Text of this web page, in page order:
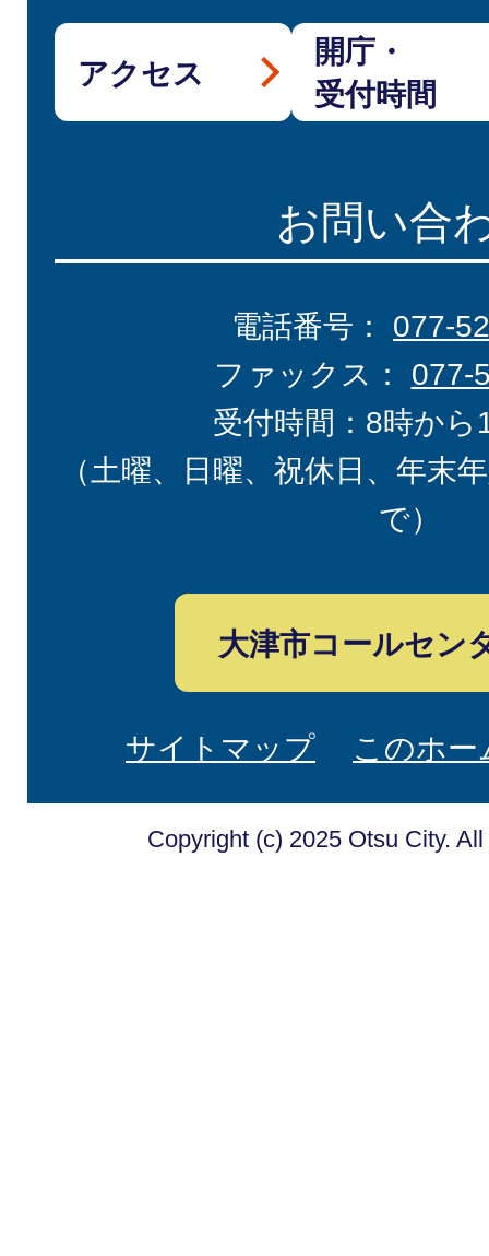
アクセス
開庁・
受付時間
お問い合
電話番号： 077-
ファックス： 077-
受付時間：8時から
（土曜、日曜、祝休日、年末
で）
大津市コールセン
サイトマップ このホ
Copyright (c) 2025 Otsu City.